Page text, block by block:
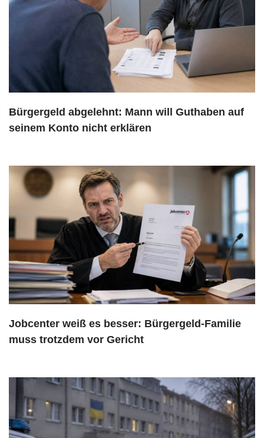
Bürgergeld abgelehnt: Mann will Guthaben auf
seinem Konto nicht erklären
Jobcenter weiß es besser: Bürgergeld-Familie
muss trotzdem vor Gericht